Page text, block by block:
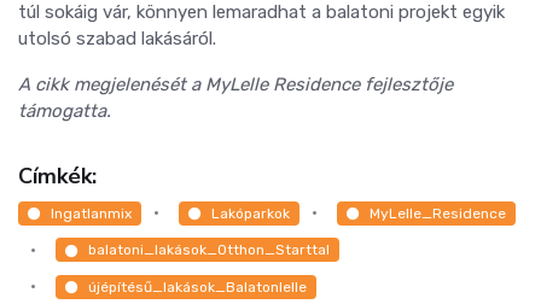
túl sokáig vár, könnyen lemaradhat a balatoni projekt egyik
utolsó szabad lakásáról.
A cikk megjelenését a MyLelle Residence fejlesztője
támogatta.
Címkék:
Ingatlanmix Lakóparkok MyLelle_Residence
balatoni_lakások_Otthon_Starttal
újépítésű_lakások_Balatonlelle